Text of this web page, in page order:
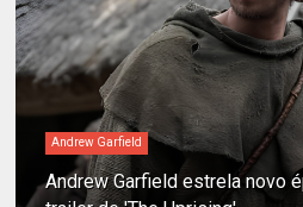
Andrew Garfield
Andrew Garfield estrela novo